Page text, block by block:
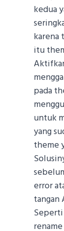
kedua
karena
itu
pada
untuk
yang
theme
error
tangan
Seperti